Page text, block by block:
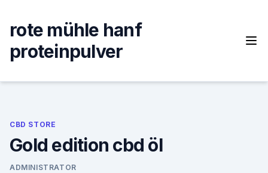
content
rote mühle hanf
proteinpulver
CBD STORE
Gold edition cbd öl
ADMINISTRATOR